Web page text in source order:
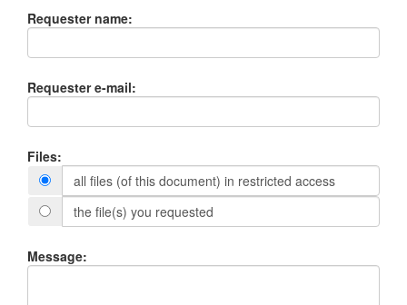
Requester name:
Requester e-mail:
Files:
all files (of this document) in restricted access
the file(s) you requested
Message: